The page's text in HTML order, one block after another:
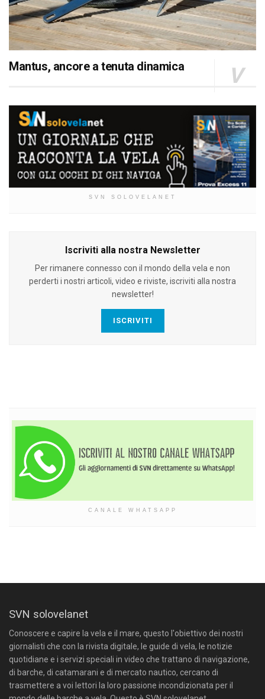
Mantus, ancore a tenuta dinamica
SVN SOLOVELANET
Iscriviti alla nostra Newsletter
Per rimanere connesso con il mondo della vela e non
perderti i nostri articoli, video e riviste, iscriviti alla nostra
newsletter!
ISCRIVITI
CANALE WHATSAPP
SVN solovelanet
Conoscere e capire la vela e il mare, questo l'obiettivo dei nostri
giornalisti che con la rivista digitale, le guide di vela, le notizie
quotidiane e i servizi speciali in video che trattano di navigazione,
di barche, di catamarani e di mercato nautico, cercano di
trasmettere a voi lettori la loro passione incondizionata per il